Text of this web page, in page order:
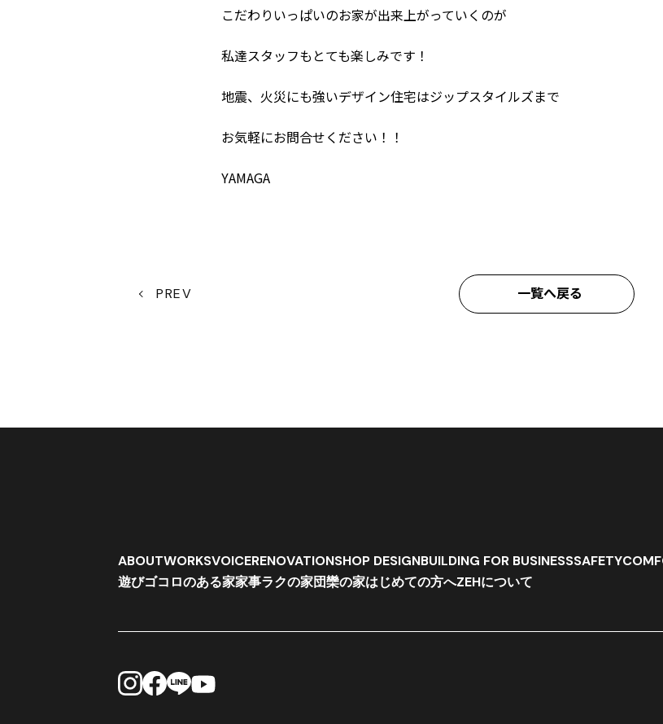
こだわりいっぱいのお家が出来上がっていくのが
私達スタッフもとても楽しみです！
地震、火災にも強いデザイン住宅はジップスタイルズまで
お気軽にお問合せください！！
YAMAGA
PREV 一覧へ戻る
ABOUTWORKSVOICERENOVATIONSHOP DESIGNBUILDING FOR BUSINESSSAFETY
遊びゴコロのある家家事ラクの家団欒の家はじめての方へZEHについて